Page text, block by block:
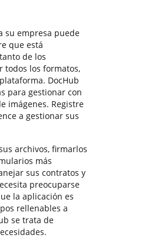
su empresa puede
que está
de los
todos los formatos,
DocHub
para gestionar con
imágenes. Registre
a gestionar sus
archivos, firmarlos
más
sus contratos y
preocuparse
la aplicación es
rellenables a
se trata de